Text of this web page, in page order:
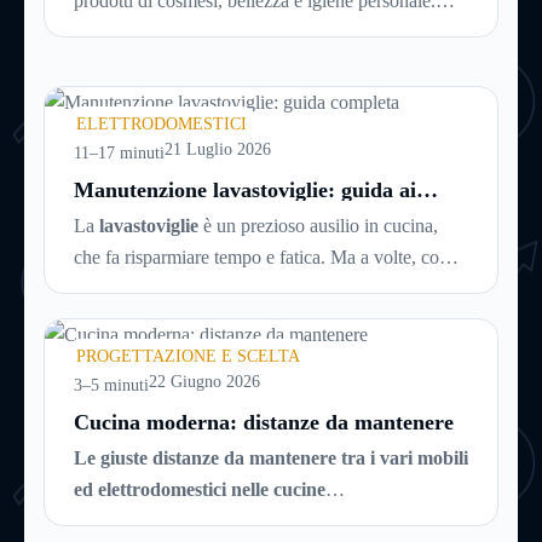
L’azienda è presente dal 1992 e con circa 700 punti
successo, affermato e simbolo di convenienza.
ELETTRODOMESTICI
11–17 minuti21 Luglio 2026
Manutenzione lavastoviglie: guida ai
guasti più comuni (e soluzioni)
La lavastoviglie è un prezioso ausilio in cucina,
che fa risparmiare tempo e fatica. Ma a volte, come
tutti gli elettrodomestici, può accusare
malfunzionamenti o avere problemi tecnici. Ecco
una breve guida ai principali guasti e inconvenienti,
con tutti i consigli utili per cercare di risolverli da
soli, senza chiamare il tecnico e risparmiando
quindi soldi.
PROGETTAZIONE E SCELTA
3–5 minuti22 Giugno 2026
Cucina moderna: distanze da mantenere
Le giuste distanze da mantenere tra i vari mobili
ed elettrodomestici nelle cucine
moderne.Acquistare una cucina al giorno d’oggi